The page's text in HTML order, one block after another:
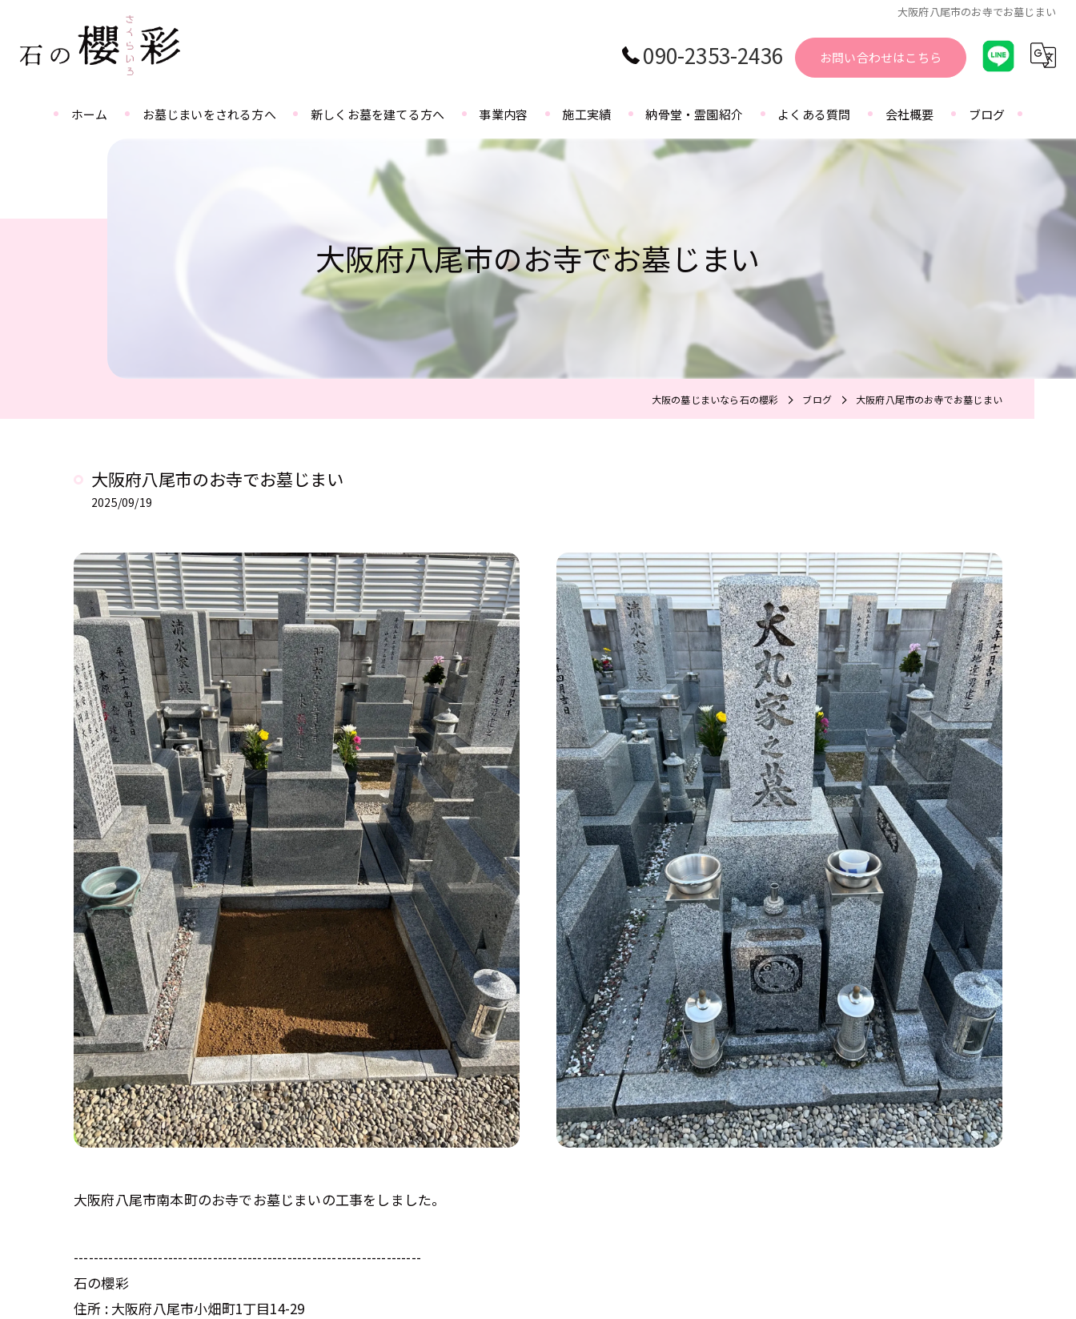
大阪府八尾市のお寺でお墓じまい
090-2353-2436 お問い合わせはこちら
ホーム お墓じまいをされる方へ 新しくお墓を建てる方へ 事業内容 施工実績 納骨堂・霊園紹介 よくある質問 会社概要 ブログ
大阪府八尾市のお寺でお墓じまい
大阪の墓じまいなら石の櫻彩 ブログ 大阪府八尾市のお寺でお墓じまい
大阪府八尾市のお寺でお墓じまい
2025/09/19
大阪府八尾市南本町のお寺でお墓じまいの工事をしました。
----------------------------------------------------------------------
石の櫻彩
住所 : 大阪府八尾市小畑町1丁目14-29